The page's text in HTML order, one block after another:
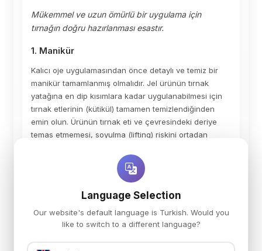
Mükemmel ve uzun ömürlü bir uygulama için
tırnağın doğru hazırlanması esastır.
1. Manikür
Kalıcı oje uygulamasından önce detaylı ve temiz bir
manikür tamamlanmış olmalıdır. Jel ürünün tırnak
yatağına en dip kısımlara kadar uygulanabilmesi için
tırnak etlerinin (kütikül) tamamen temizlendiğinden
emin olun. Ürünün tırnak eti ve çevresindeki deriye
temas etmemesi, soyulma (lifting) riskini ortadan
(sünger törpü) kullanarak nazikçe matlaştırın.
Language Selection
Our website's default language is Turkish. Would you
like to switch to a different language?